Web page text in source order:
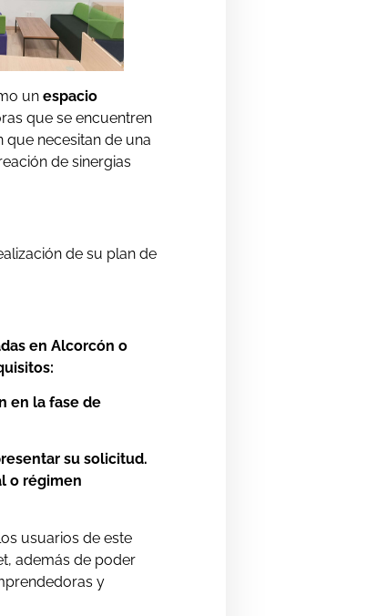
unespacio
que se encuentren
necesitan de una
de sinergias
de su plan de
en Alcorcón o
en la fase de
su solicitud.
o régimen
usuarios de este
además de poder
y